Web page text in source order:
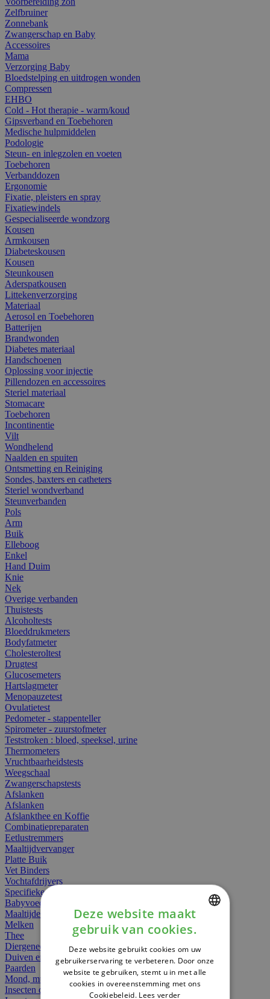
Zelfbruiner
Zonnebank
Zwangerschap en Baby
Accessoires
Mama
Verzorging Baby
Bloedstelping en uitdrogen wonden
Compressen
EHBO
Cold - Hot therapie - warm/koud
Gipsverband en Toebehoren
Medische hulpmiddelen
Podologie
Steun- en inlegzolen en voeten
Toebehoren
Verbanddozen
Ergonomie
Fixatie, pleisters en spray
Fixatiewindels
Gespecialiseerde wondzorg
Kousen
Armkousen
Diabeteskousen
Kousen
Steunkousen
Aderspatkousen
Littekenverzorging
Materiaal
Aerosol en Toebehoren
Batterijen
Brandwonden
Diabetes materiaal
Handschoenen
Oplossing voor injectie
Pillendozen en accessoires
Steriel materiaal
Stomacare
Toebehoren
Incontinentie
Vilt
Wondhelend
Naalden en spuiten
Ontsmetting en Reiniging
Sondes, baxters en catheters
Steriel wondverband
Steunverbanden
Pols
Arm
Buik
Elleboog
Enkel
Hand Duim
Knie
Nek
Overige verbanden
Thuistests
Alcoholtests
Bloeddrukmeters
Bodyfatmeter
Cholesteroltest
Drugtest
Glucosemeters
Hartslagmeter
Menopauzetest
Ovulatietest
Pedometer - stappenteller
Spirometer - zuurstofmeter
Teststroken : bloed, speeksel, urine
Thermometers
Vruchtbaarheidstests
Weegschaal
Zwangerschapstests
Afslanken
Afslanken
Afslankthee en Koffie
Combinatiepreparaten
Eetlustremmers
Maaltijdvervanger
Platte Buik
Vet Binders
Vochtafdrijvers
Specifieke Voeding
Babyvoeding
Maaltijden
Melken
Thee
Diergeneesmiddelen
Duiven en vogels
Paarden
Mond, muil of snavel
Insecten dieren
DUTCH
FRENCH
ENGLISH
Deze website maakt
gebruik van cookies.
Deze website gebruikt cookies om uw
gebruikerservaring te verbeteren. Door onze
website te gebruiken, stemt u in met alle
cookies in overeenstemming met ons
Cookiebeleid. Lees verder